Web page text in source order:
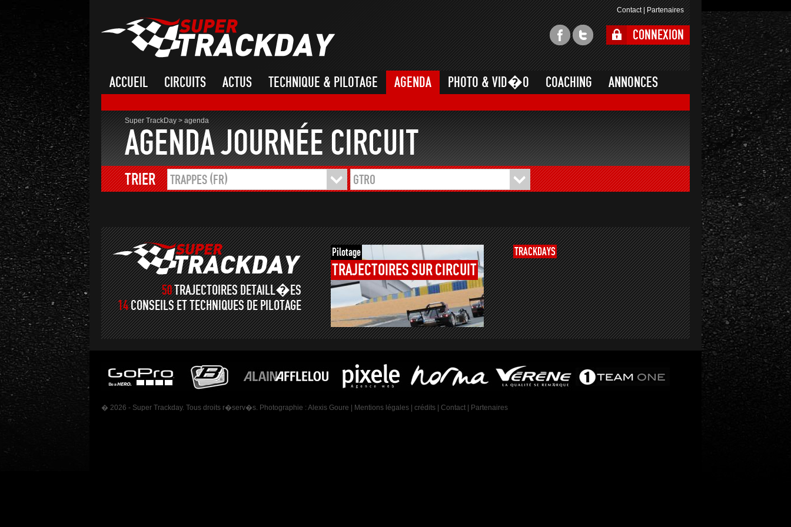
Contact|Partenaires
CONNEXION
ACCUEIL CIRCUITS ACTUS TECHNIQUE & PILOTAGE AGENDA PHOTO & VID�O COACHING ANNONCES
Super TrackDay>agenda
AGENDA JOURNÉE CIRCUIT
TRIER TRAPPES (FR) GTRO
50TRAJECTOIRES DETAILL�ES
14CONSEILS ET TECHNIQUES DE PILOTAGE
Pilotage
TRAJECTOIRESSURCIRCUIT
TRACKDAYS
� 2026 - Super Trackday. Tous droits r�serv�s. Photographie : Alexis Goure Mentions légales crédits Contact Partenaires